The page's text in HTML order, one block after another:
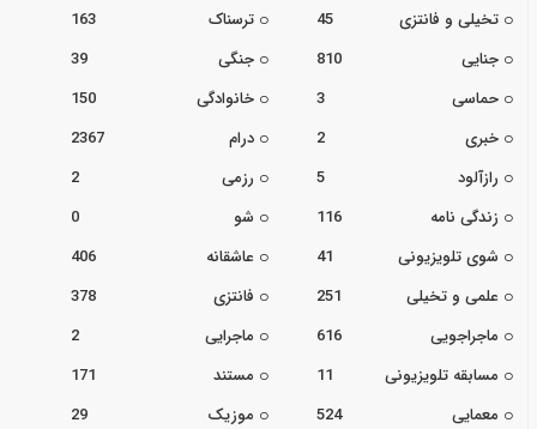
تخیلی و فانتزی
45 ترسناک
163
جنایی
810 جنگی
39
حماسی
3 خانوادگی
150
خبری
2 درام
2367
رازآلود
5 رزمی
2
زندگی نامه
116 شو
0
شوی تلویزیونی
41 عاشقانه
406
علمی و تخیلی
251 فانتزی
378
ماجراجویی
616 ماجرایی
2
مسابقه تلویزیونی
11 مستند
171
معمایی
524 موزیک 29